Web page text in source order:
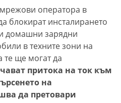
оператора в
блокират инсталирането
домашни зарядни
в техните зони на
те ще могат да
притока на ток към
на
да претовари